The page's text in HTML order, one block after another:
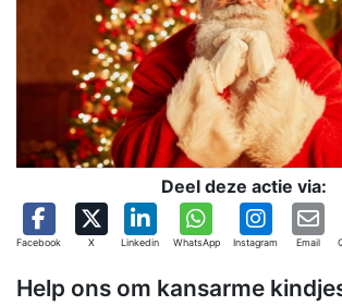
Deel deze actie via:
Facebook X Linkedin WhatsApp Instagram Email
Help ons om kansarme